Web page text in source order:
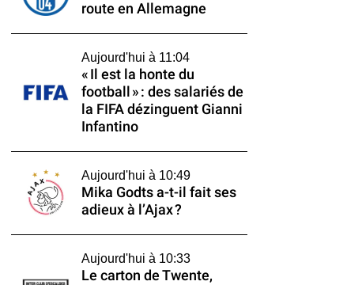
route en Allemagne
Aujourd'hui à 11:04
« Il est la honte du
football » : des salariés de
la FIFA dézinguent Gianni
Infantino
Aujourd'hui à 10:49
Mika Godts a-t-il fait ses
adieux à l’Ajax ?
Aujourd'hui à 10:33
Le carton de Twente,